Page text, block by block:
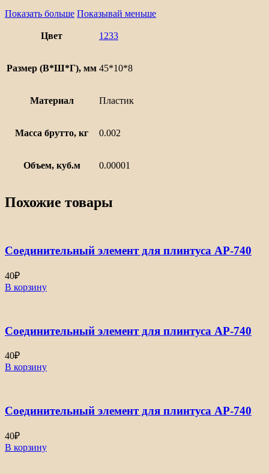
Показать больше Показывай меньше
Цвет 1233
Размер (В*Ш*Г), мм 45*10*8
Материал Пластик
Масса брутто, кг 0.002
Объем, куб.м 0.00001
Похожие товары
Соединительный элемент для плинтуса АР-740
40₽
В корзину
Соединительный элемент для плинтуса АР-740
40₽
В корзину
Соединительный элемент для плинтуса АР-740
40₽
В корзину